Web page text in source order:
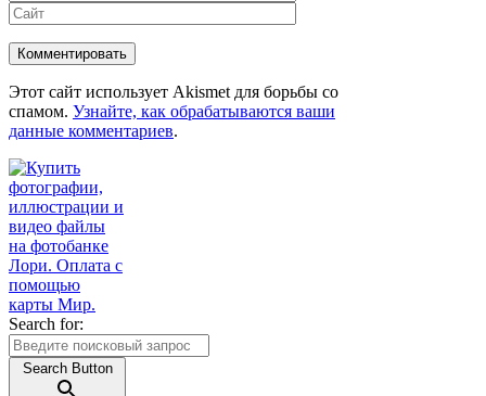
Этот сайт использует Akismet для борьбы со
спамом. Узнайте, как обрабатываются ваши
данные комментариев.
Search for:
Search Button